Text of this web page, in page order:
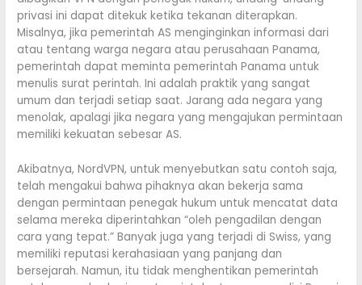
privasi ini dapat ditekuk ketika tekanan diterapkan.
Misalnya, jika pemerintah AS menginginkan informasi dari
atau tentang warga negara atau perusahaan Panama,
pemerintah dapat meminta pemerintah Panama untuk
menulis surat perintah. Ini adalah praktik yang sangat
umum dan terjadi setiap saat. Jarang ada negara yang
menolak, apalagi jika negara yang mengajukan permintaan
memiliki kekuatan sebesar AS.
Akibatnya, NordVPN, untuk menyebutkan satu contoh saja,
telah mengakui bahwa pihaknya akan bekerja sama
dengan permintaan penegak hukum untuk mencatat data
selama mereka diperintahkan “oleh pengadilan dengan
cara yang tepat.” Banyak juga yang terjadi di Swiss, yang
memiliki reputasi kerahasiaan yang panjang dan
bersejarah. Namun, itu tidak menghentikan pemerintah